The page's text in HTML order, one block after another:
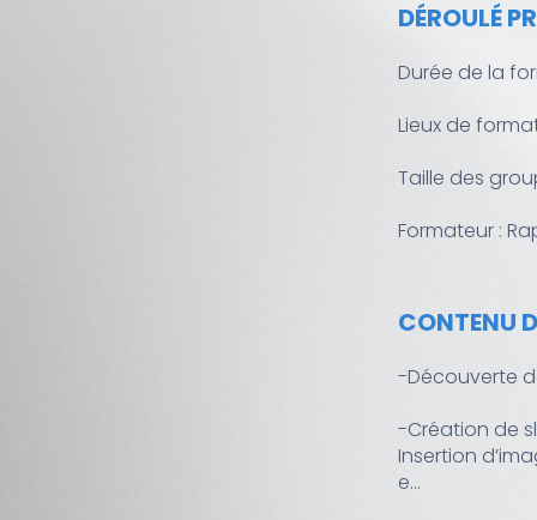
DÉROULÉ
Durée de la
Lieux de
Taille des
Formateur :
CONTENU
-Découverte
-Création de
Insertion
e...